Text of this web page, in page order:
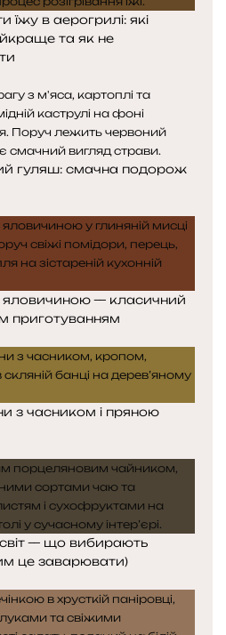
їжу в аерогрилі: які
та як не
гуляш: смачна подорож
яловичиною — класичний
приготуванням
з часником і пряною
світ — що вибирають
це заварювати)